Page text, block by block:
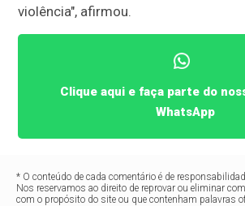
violência", afirmou.
Clique aqui e faça parte do
WhatsApp
* O conteúdo de cada comentário é de
Nos reservamos ao direito de reprovar ou eliminar
com o propósito do site ou que contenham palavras